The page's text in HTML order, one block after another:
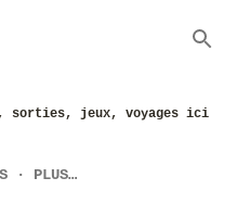
sorties, jeux, voyages ici
PLUS…